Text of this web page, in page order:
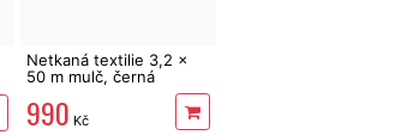
Netkaná textilie 3,2 x
50 m mulč, černá
990 Kč